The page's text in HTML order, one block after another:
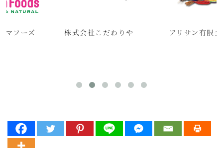
マフーズ 株式会社こだわりや アリサン有限